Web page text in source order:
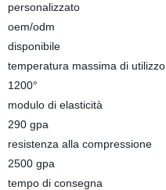
personalizzato
oem/odm
disponibile
temperatura massima di utilizzo
1200°
modulo di elasticità
290 gpa
resistenza alla compressione
2500 gpa
tempo di consegna